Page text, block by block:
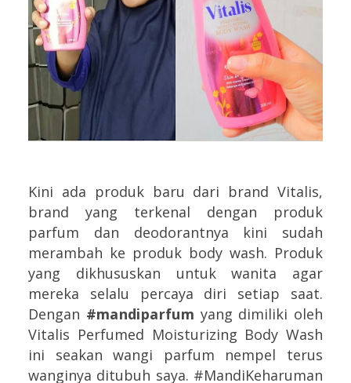
Kini ada produk baru dari brand Vitalis,
brand yang terkenal dengan produk
parfum dan deodorantnya kini sudah
merambah ke produk body wash. Produk
yang dikhususkan untuk wanita agar
mereka selalu percaya diri setiap saat.
Dengan #mandiparfum yang dimiliki oleh
Vitalis Perfumed Moisturizing Body Wash
ini seakan wangi parfum nempel terus
wanginya ditubuh saya. #MandiKeharuman